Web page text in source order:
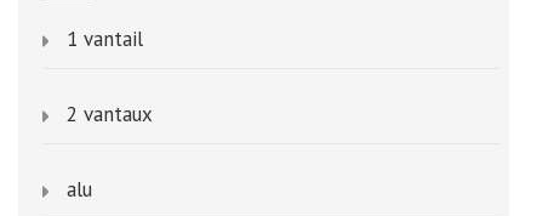
1 vantail
2 vantaux
alu